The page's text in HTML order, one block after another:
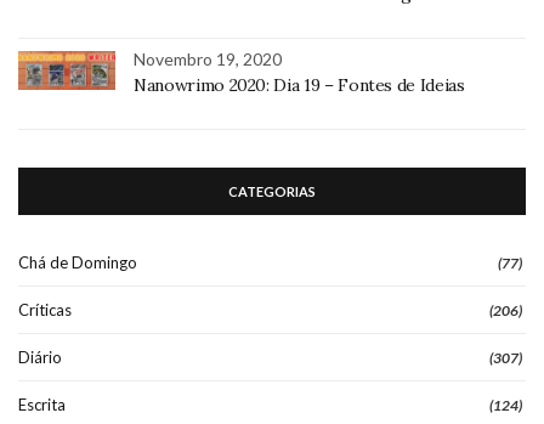
Novembro 19, 2020
Nanowrimo 2020: Dia 19 – Fontes de Ideias
CATEGORIAS
Chá de Domingo (77)
Críticas (206)
Diário (307)
Escrita (124)